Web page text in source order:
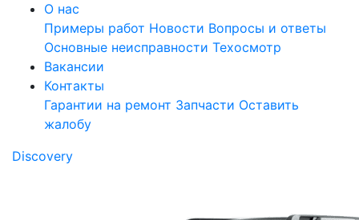
О нас
Примеры работ Новости Вопросы и ответы
Основные неисправности Техосмотр
Вакансии
Контакты
Гарантии на ремонт Запчасти Оставить
жалобу
Discovery